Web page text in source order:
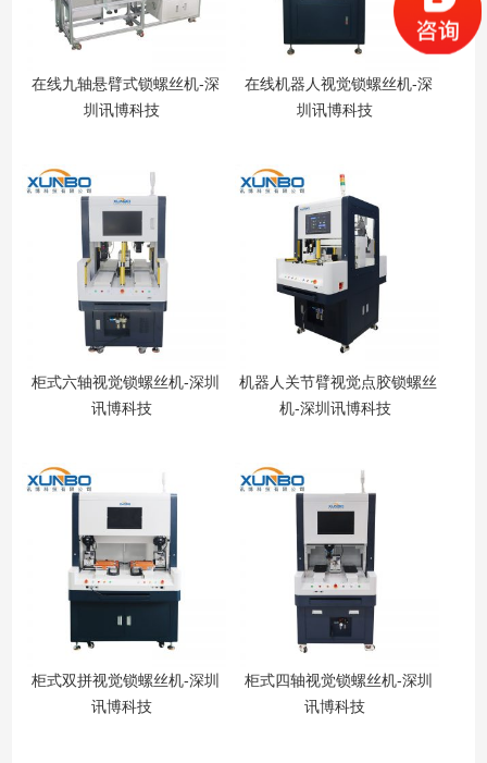
在线九轴悬臂式锁螺丝机-深
圳讯博科技
在线机器人视觉锁螺丝机-深
圳讯博科技
柜式六轴视觉锁螺丝机-深圳
讯博科技
机器人关节臂视觉点胶锁螺丝
机-深圳讯博科技
柜式双拼视觉锁螺丝机-深圳
讯博科技
柜式四轴视觉锁螺丝机-深圳
讯博科技